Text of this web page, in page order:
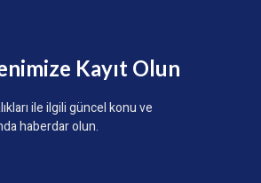
Kayıt Olun
ile ilgili güncel konu ve
haberdar olun.